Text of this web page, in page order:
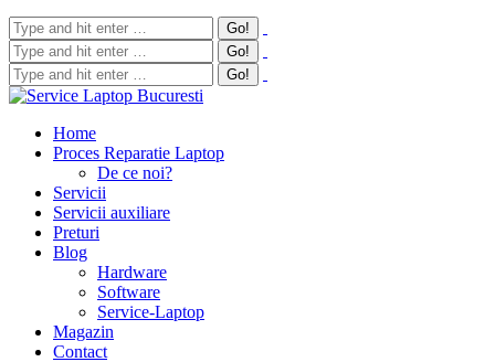
Home
Proces Reparatie Laptop
De ce noi?
Servicii
Servicii auxiliare
Preturi
Blog
Hardware
Software
Service-Laptop
Magazin
Contact